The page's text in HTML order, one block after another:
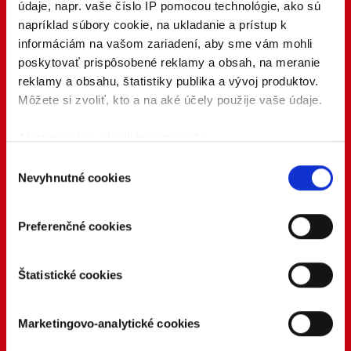
údaje, napr. vaše číslo IP pomocou technológie, ako sú
napríklad súbory cookie, na ukladanie a prístup k
informáciám na vašom zariadení, aby sme vám mohli
poskytovať prispôsobené reklamy a obsah, na meranie
reklamy a obsahu, štatistiky publika a vývoj produktov.
Môžete si zvoliť, kto a na aké účely použije vaše údaje.
polohe s presnosťou na niekoľko metrov
skenovaním konkrétnych charakteristík (odtlačky
prstov).
údaje, nájdete v časti s
. Súhlas
súhlasu
Nevyhnutné cookies
Preferenčné cookies
Štatistické cookies
Marketingovo-analytické cookies